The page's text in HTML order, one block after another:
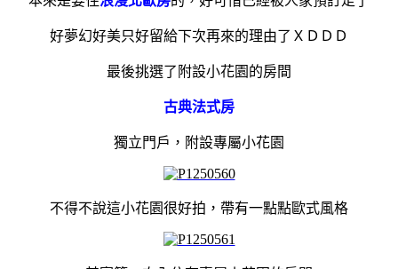
好夢幻好美只好留給下次再來的理由了ＸＤＤＤ
最後挑選了附設小花園的房間
古典法式房
獨立門戶，附設專屬小花園
不得不說這小花園很好拍，帶有一點點歐式風格